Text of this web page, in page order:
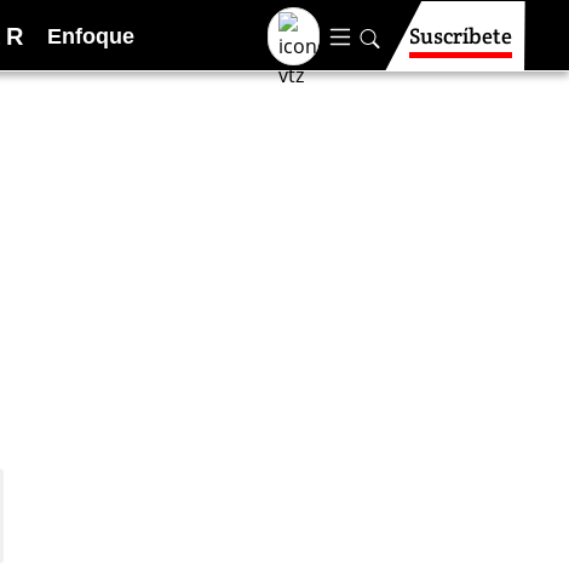
R Enfoque Suscríbete